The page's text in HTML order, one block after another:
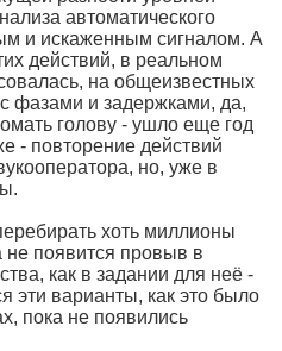
автоматического
и искаженным сигналом. А
действий, в реальном
на общеизвестных
фазами и задержками, да,
голову - ушло еще год
- повторение действий
но, уже в
хоть миллионы
не появится провыв в
как в задании для неё -
эти варианты, как это было
пока не появились